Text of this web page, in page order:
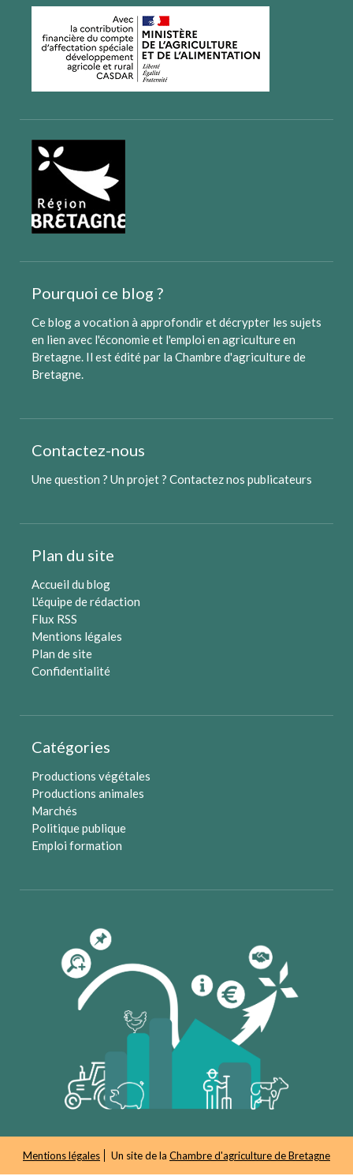
Pourquoi ce blog ?
Ce blog a vocation à approfondir et décrypter les sujets
en lien avec l'économie et l'emploi en agriculture en
Bretagne. Il est édité par la Chambre d'agriculture de
Bretagne.
Contactez-nous
Une question ? Un projet ? Contactez nos publicateurs
Plan du site
Accueil du blog
L'équipe de rédaction
Flux RSS
Mentions légales
Plan de site
Confidentialité
Catégories
Productions végétales
Productions animales
Marchés
Politique publique
Emploi formation
Mentions légales Un site de la Chambre d'agriculture de Bretagne